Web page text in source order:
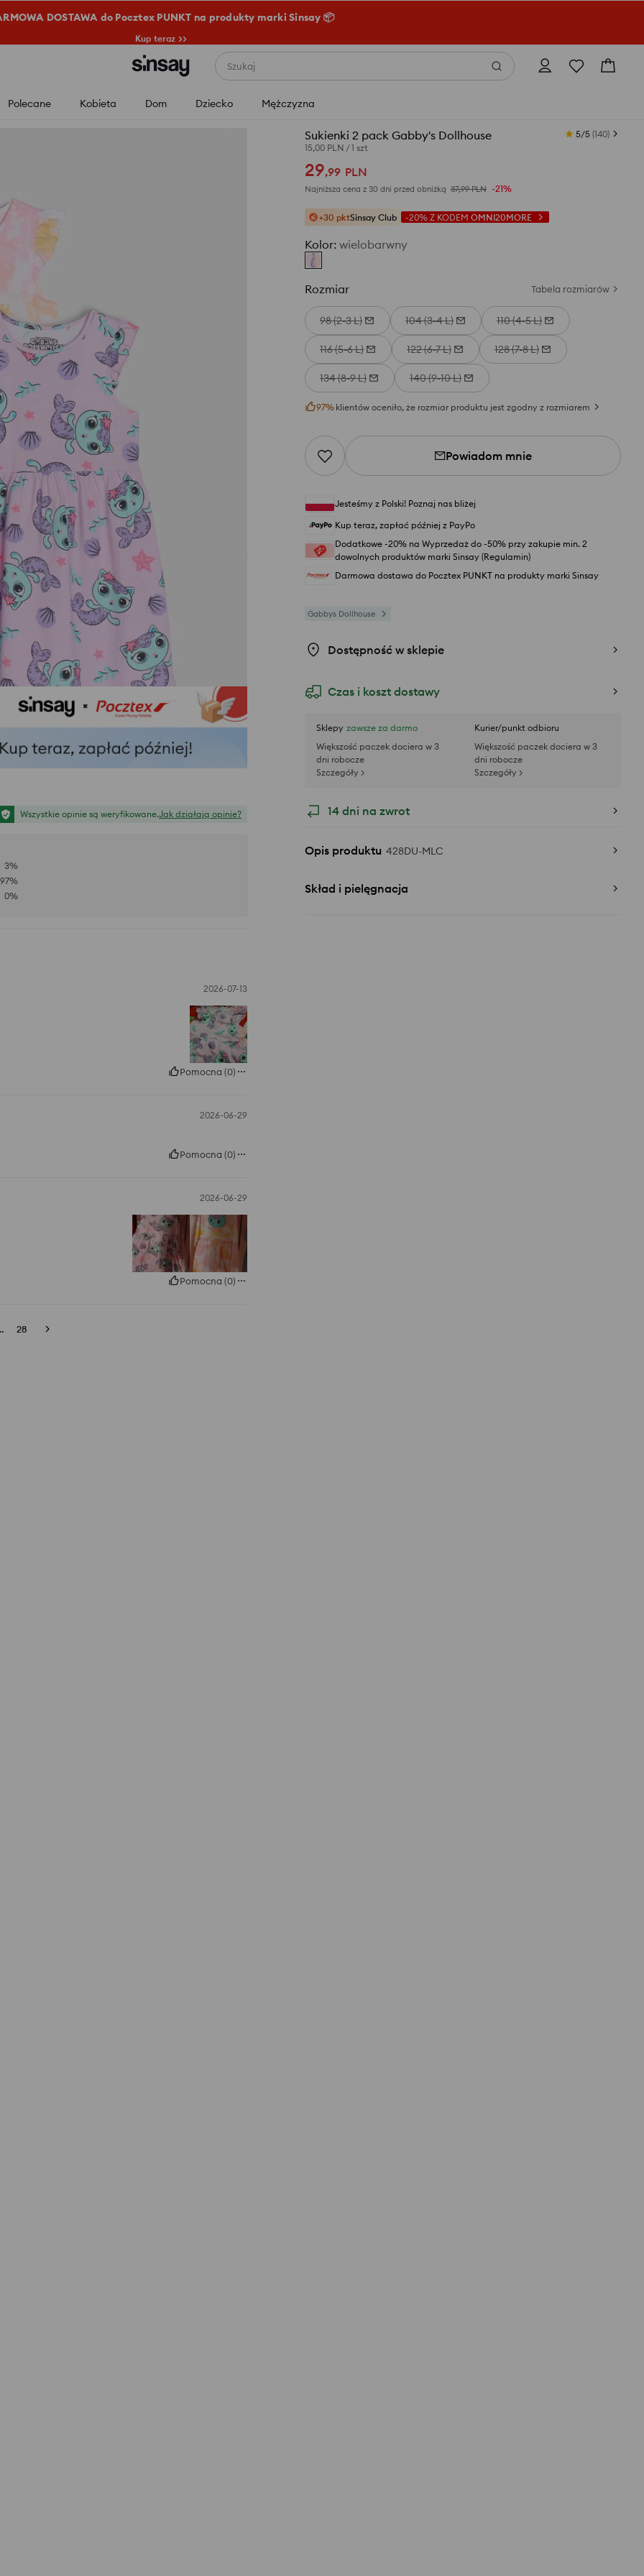
DOSTAWA do Pocztex PUNKT na produkty marki Sinsay 📦
Kup teraz >>
Szukaj
Polecane Kobieta Dom Dziecko Mężczyzna
Sukienki 2 pack Gabby's Dollhouse
15,00 PLN /1 szt
5/5 (140)
29,99 PLN
Najniższa cena z 30 dni przed obniżką 37,99 PLN -21%
+30 pktSinsay Club -20% Z KODEM OMNI20MORE
Kolor: wielobarwny
Rozmiar Tabela rozmiarów
98 (2-3 L) 104 (3-4 L) 110 (4-5 L)
116 (5-6 L) 122 (6-7 L) 128 (7-8 L)
134 (8-9 L) 140 (9-10 L)
97% klientów oceniło, że rozmiar produktu jest zgodny z rozmiarem
Powiadom mnie
Jesteśmy z Polski! Poznaj nas bliżej
Kup teraz, zapłać później z PayPo
Dodatkowe -20% na Wyprzedaż do -50% przy zakupie min. 2
dowolnych produktów marki Sinsay (Regulamin)
Darmowa dostawa do Pocztex PUNKT na produkty marki Sinsay
Gabbys Dollhouse
Dostępność w sklepie
Czas i koszt dostawy
Sklepy zawsze za darmo
Większość paczek dociera w 3
dni robocze
Szczegóły >
Kurier/punkt odbioru
Większość paczek dociera w 3
dni robocze
Szczegóły >
14 dni na zwrot
Opis produktu 428DU-MLC
Skład i pielęgnacja
Wszystkie opinie są weryfikowane.Jak działają opinie?
3%
97%
0%
2026-07-13
Pomocna (0)
2026-06-29
Pomocna (0)
2026-06-29
Pomocna (0)
28